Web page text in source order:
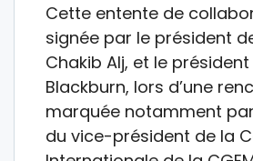
Cette entente de
signée par le président
Chakib Alj, et le président
Blackburn, lors d’une
marquée notamment
du vice-président de la